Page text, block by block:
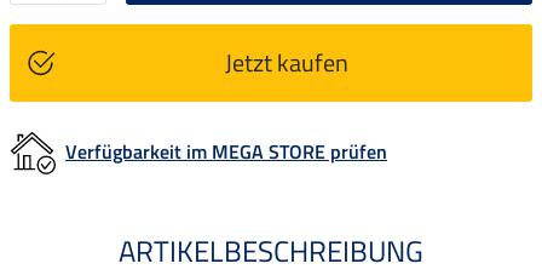
Jetzt kaufen
Verfügbarkeit im MEGA STORE prüfen
ARTIKELBESCHREIBUNG